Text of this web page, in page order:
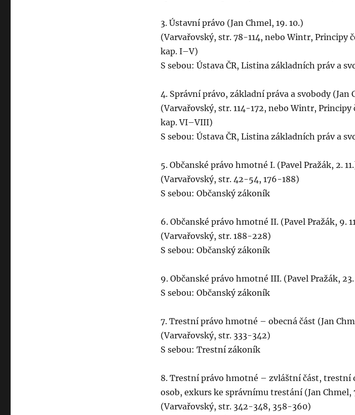
3. Ústavní právo (Jan Chmel, 19. 10.)
(Varvařovský, str. 78-114, nebo Wintr, Principy
kap. I–V)
S sebou: Ústava ČR, Listina základních práv a
4. Správní právo, základní práva a svobody (Jan
(Varvařovský, str. 114-172, nebo Wintr,
kap. VI–VIII)
S sebou: Ústava ČR, Listina základních práv a
5. Občanské právo hmotné I. (Pavel Pražák, 2.
(Varvařovský, str. 42-54, 176-188)
S sebou: Občanský zákoník
6. Občanské právo hmotné II. (Pavel Pražák, 9.
(Varvařovský, str. 188-228)
S sebou: Občanský zákoník
9. Občanské právo hmotné III. (Pavel Pražák, 23.
S sebou: Občanský zákoník
7. Trestní právo hmotné – obecná část (Jan
(Varvařovský, str. 333-342)
S sebou: Trestní zákoník
8. Trestní právo hmotné – zvláštní část, trestní
osob, exkurs ke správnímu trestání (Jan Chmel,
(Varvařovský, str. 342-348, 358-360)